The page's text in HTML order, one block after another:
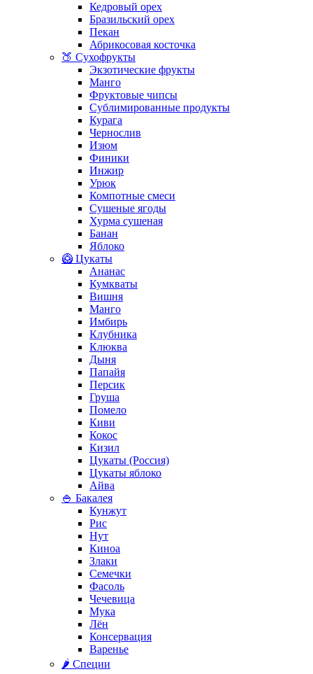
Кедровый орех
Бразильский орех
Пекан
Абрикосовая косточка
🍑 Сухофрукты
Экзотические фрукты
Манго
Фруктовые чипсы
Сублимированные продукты
Курага
Чернослив
Изюм
Финики
Инжир
Урюк
Компотные смеси
Сушеные ягоды
Хурма сушеная
Банан
Яблоко
🥝 Цукаты
Ананас
Кумкваты
Вишня
Манго
Имбирь
Клубника
Клюква
Дыня
Папайя
Персик
Груша
Помело
Киви
Кокос
Кизил
Цукаты (Россия)
Цукаты яблоко
Айва
🍚 Бакалея
Кунжут
Рис
Нут
Киноа
Злаки
Семечки
Фасоль
Чечевица
Мука
Лён
Консервация
Варенье
🌶️ Специи